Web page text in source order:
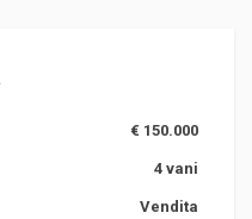
€ 150.000
4 vani
Vendita